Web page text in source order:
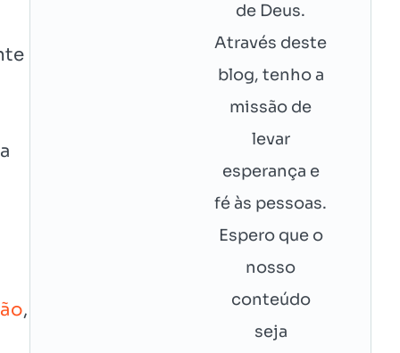
,
de Deus.
Através deste
blog, tenho a
missão de
levar
esperança e
fé às pessoas.
Espero que o
nosso
conteúdo
seja